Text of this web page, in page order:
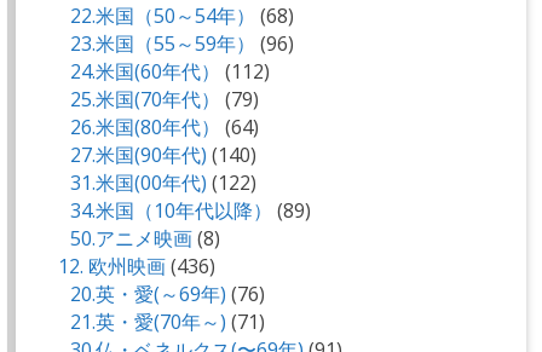
22.米国（50～54年）
(68)
23.米国（55～59年）
(96)
24.米国(60年代）
(112)
25.米国(70年代）
(79)
26.米国(80年代）
(64)
27.米国(90年代) (140)
31.米国(00年代) (122)
34.米国（10年代以降）
(89)
50.アニメ映画(8)
12. 欧州映画(436)
20.英・愛(～69年) (76)
21.英・愛(70年～) (71)